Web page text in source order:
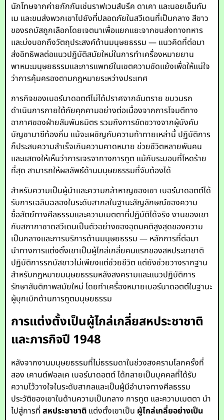
นักโทษจากค่ายกักกันเช่นราฟเวนส์บรึค ดาเคา และนอยเอ็นกัม
เม และขนส่งพวกเขาไปยังที่ปลอดภัยในสวีเดนที่เป็นกลาง สีขาว
ของรถบัสถูกเลือกโดยเจตนาเพื่อแยกแยะจากขนส่งทางทหาร
และบ่งบอกถึงวัตถุประสงค์ด้านมนุษยธรรม — แนวคิดที่ต่อมา
ส่งอิทธิพลต่อแนวปฏิบัติสมัยใหม่ในการทำเครื่องหมายยาน
พาหนะมนุษยธรรมและการแพทย์ในเขตความขัดแย้งเพื่อให้แน่ใจ
ว่าการคุ้มครองตามกฎหมายระหว่างประเทศ
ภารกิจของเบอร์นาดอตต์ไม่ได้ปราศจากอันตราย ขบวนรถ
ดำเนินการภายใต้ภัยคุกคามอย่างต่อเนื่องจากการโจมตีทาง
อากาศของฝ่ายสัมพันธมิตร รวมถึงการขัดขวางจากผู้บังคับ
บัญชานาซีท้องถิ่น แม้จะเผชิญกับความท้าทายเหล่านี้ ปฏิบัติการ
ก็ประสบความสำเร็จเกินความคาดหมาย ช่วยชีวิตหลายพันคน
และแสดงให้เห็นว่าการเจรจาทางการทูต แม้กับระบอบที่โหดร้าย
ที่สุด สามารถให้ผลลัพธ์ด้านมนุษยธรรมที่จับต้องได้
สำหรับความเป็นผู้นำและความกล้าหาญของเขา เบอร์นาดอตต์ได้
รับการเฉลิมฉลองในระดับสากลในฐานะสัญลักษณ์ของความ
ซื่อสัตย์ทางศีลธรรมและความเมตตาที่ปฏิบัติได้จริง งานของเขา
กับสภากาชาดสวีเดนเป็นตัวอย่างของอุดมคติสูงสุดของความ
เป็นกลางและการบริการด้านมนุษยธรรม — หลักการที่ต่อมา
นำทางการแต่งตั้งเขาเป็นผู้ไกล่เกลี่ยคนแรกของสหประชาชาติ
ปฏิบัติการรถบัสขาวไม่เพียงแต่ช่วยชีวิต แต่ยังช่วยวางรากฐาน
สำหรับกฎหมายมนุษยธรรมหลังสงครามและแนวปฏิบัติการ
รักษาสันติภาพสมัยใหม่ โดยทำเครื่องหมายเบอร์นาดอตต์ในฐานะ
ผู้บุกเบิกด้านการทูตมนุษยธรรม
การแต่งตั้งเป็นผู้ไกล่เกลี่ยสหประชาชาติ
และภารกิจปี 1948
หลังจากงานมนุษยธรรมที่ไม่ธรรมดาในช่วงสงครามโลกครั้งที่
สอง เคานต์ฟอลเค เบอร์นาดอตต์ ได้กลายเป็นบุคคลที่ได้รับ
ความไว้วางใจในระดับสากลและเป็นผู้มีอำนาจทางศีลธรรม
ประวัติของเขาในด้านความเป็นกลาง การทูต และความเมตตา นำ
ไปสู่การที่สหประชาชาติ แต่งตั้งเขาเป็น ผู้ไกล่เกลี่ยอย่างเป็น